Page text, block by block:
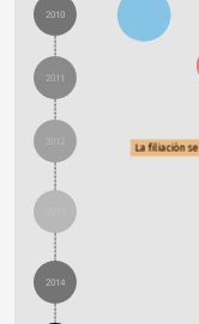
La filiación
2010
2011
2014